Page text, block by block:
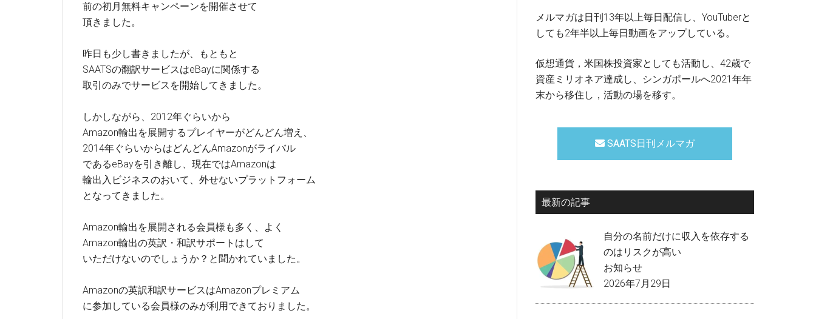
前の初月無料キャンペーンを開催させて
頂きました。
昨日も少し書きましたが、もともと
SAATSの翻訳サービスはeBayに関係する
取引のみでサービスを開始してきました。
しかしながら、2012年ぐらいから
Amazon輸出を展開するプレイヤーがどんどん増え、
2014年ぐらいからはどんどんAmazonがライバル
であるeBayを引き離し、現在ではAmazonは
輸出入ビジネスのおいて、外せないプラットフォーム
となってきました。
Amazon輸出を展開される会員様も多く、よく
Amazon輸出の英訳・和訳サポートはして
いただけないのでしょうか？と聞かれていました。
Amazonの英訳和訳サービスはAmazonプレミアム
に参加している会員様のみが利用できておりました。
メルマガは日刊13年以上毎日配信し、YouTuberと
しても2年半以上毎日動画をアップしている。
仮想通貨，米国株投資家としても活動し、42歳で
資産ミリオネア達成し、シンガポールへ2021年年
末から移住し，活動の場を移す。
SAATS日刊メルマガ
最新の記事
自分の名前だけに収入を依存する
のはリスクが高い
お知らせ
2026年7月29日